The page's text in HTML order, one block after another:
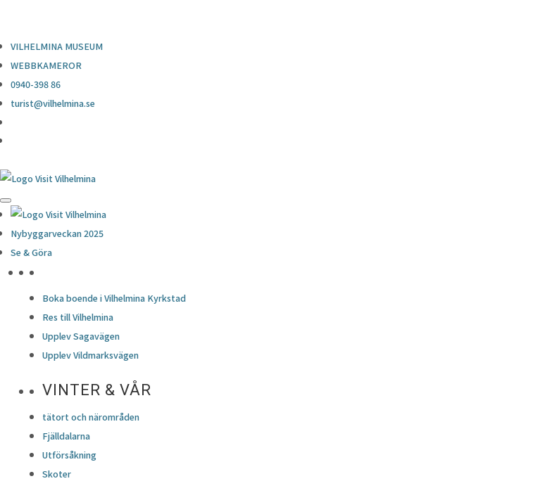
VILHELMINA MUSEUM
WEBBKAMEROR
0940-398 86
turist@vilhelmina.se
Nybyggarveckan 2025
Se & Göra
Boka boende i Vilhelmina Kyrkstad
Res till Vilhelmina
Upplev Sagavägen
Upplev Vildmarksvägen
VINTER & VÅR
tätort och närområden
Fjälldalarna
Utförsåkning
Skoter